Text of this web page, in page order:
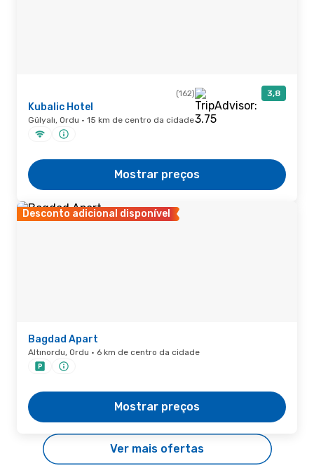
(162) 3,8
Kubalic Hotel
Gülyalı, Ordu · 15 km de centro da cidade
Mostrar preços
Desconto adicional disponível
Bagdad Apart
Altınordu, Ordu · 6 km de centro da cidade
Mostrar preços
Ver mais ofertas